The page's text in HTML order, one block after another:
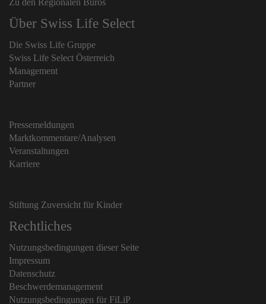
Über Swiss Life Select
Die Swiss Life Gruppe
Swiss Life Select Österreich
Management
Partner
Pressemeldungen
Marktkommentare/Analysen
Veranstaltungen
Karriere
Stiftung Zuversicht für Kinder
Rechtliches
Nutzungsbedingungen dieser Seite
Impressum
Datenschutz
Beschwerdemanagement
Nutzungsbedingungen für FiLiP